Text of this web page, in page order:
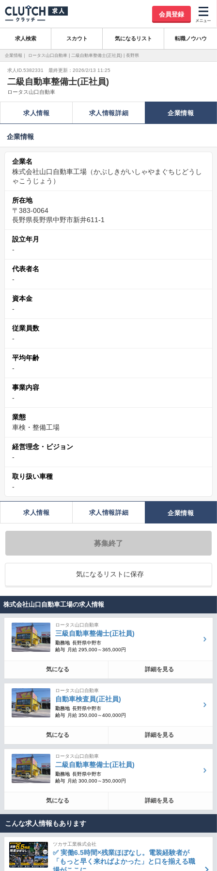
会員登録
求人検索 スカウト 気になるリスト 転職ノウハウ
企業情報｜ ロータス山口自動車 | 二級自動車整備士(正社員) | 長野県
求人ID.5382331 最終更新：2026/2/13 11:25
二級自動車整備士(正社員)
ロータス山口自動車
求人情報 求人情報詳細 企業情報
企業情報
企業名
株式会社山口自動車工場（かぶしきがいしゃやまぐちじどうし
ゃこうじょう）
所在地
〒383-0064
長野県長野県中野市新井611-1
設立年月
-
代表者名
-
資本金
-
従業員数
-
平均年齢
-
事業内容
-
業態
車検・整備工場
経営理念・ビジョン
-
取り扱い車種
-
求人情報 求人情報詳細 企業情報
募集終了
気になるリストに保存
株式会社山口自動車工場の求人情報
ロータス山口自動車
三級自動車整備士(正社員)
勤務地 長野県中野市
給与
月給 295,000～365,000円
気になる 詳細を見る
ロータス山口自動車
自動車検査員(正社員)
勤務地 長野県中野市
給与
月給 350,000～400,000円
気になる 詳細を見る
ロータス山口自動車
二級自動車整備士(正社員)
勤務地 長野県中野市
給与
月給 300,000～350,000円
気になる 詳細を見る
こんな求人情報もあります
ツカサ工業株式会社
✅ 実働6.5時間×残業ほぼなし。電装経験者が
「もっと早く来ればよかった」と口を揃える職